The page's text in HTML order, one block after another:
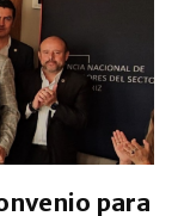
para